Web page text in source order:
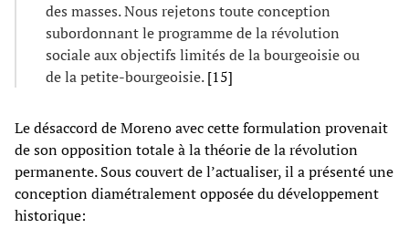
des masses. Nous rejetons toute conception
subordonnant le programme de la révolution
sociale aux objectifs limités de la bourgeoisie ou
de la petite-bourgeoisie.[15]
Le désaccord de Moreno avec cette formulation provenait
de son opposition totale à la théorie de la révolution
permanente. Sous couvert de l’actualiser, il a présenté une
conception diamétralement opposée du développement
historique: